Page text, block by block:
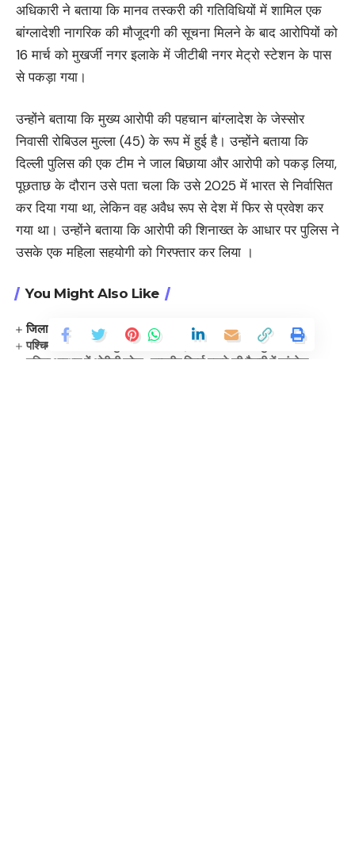
अधिकारी ने बताया कि मानव तस्करी की गतिविधियों में शामिल एक
बांग्लादेशी नागरिक की मौजूदगी की सूचना मिलने के बाद आरोपियों को
16 मार्च को मुखर्जी नगर इलाके में जीटीबी नगर मेट्रो स्टेशन के पास
से पकड़ा गया।
उन्होंने बताया कि मुख्य आरोपी की पहचान बांग्लादेश के जेस्सोर
निवासी रोबिउल मुल्ला (45) के रूप में हुई है। उन्होंने बताया कि
दिल्ली पुलिस की एक टीम ने जाल बिछाया और आरोपी को पकड़ लिया,
पूछताछ के दौरान उसे पता चला कि उसे 2025 में भारत से निर्वासित
कर दिया गया था, लेकिन वह अवैध रूप से देश में फिर से प्रवेश कर
गया था। उन्होंने बताया कि आरोपी की शिनाख्त के आधार पर पुलिस ने
उसके एक महिला सहयोगी को गिरफ्तार कर लिया ।
You Might Also Like
जिला सूचना अधिकारी पद पर प्रियंका जोशी ने संभाला कार्यभार
पश्चिम बंगाल, तमिलनाडु में 1,000 करोड़ की नकदी और वस्तुएं जब्त
महिला आरक्षण में ओबीसी कोटा, राष्ट्रीय विमर्श बनाने की तैयारी में कांग्रेस